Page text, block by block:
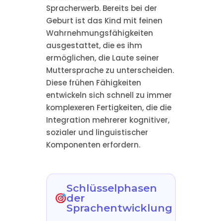
Spracherwerb. Bereits bei der
Geburt ist das Kind mit feinen
Wahrnehmungsfähigkeiten
ausgestattet, die es ihm
ermöglichen, die Laute seiner
Muttersprache zu unterscheiden.
Diese frühen Fähigkeiten
entwickeln sich schnell zu immer
komplexeren Fertigkeiten, die die
Integration mehrerer kognitiver,
sozialer und linguistischer
Komponenten erfordern.
Schlüsselphasen
der
Sprachentwicklung